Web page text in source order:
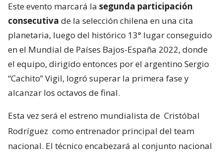
Este evento marcará la segunda participación
consecutiva de la selección chilena en una cita
planetaria, luego del histórico 13° lugar conseguido
en el Mundial de Países Bajos-España 2022, donde
el equipo, dirigido entonces por el argentino Sergio
“Cachito” Vigil, logró superar la primera fase y
alcanzar los octavos de final.
Esta vez será el estreno mundialista de Cristóbal
Rodríguez como entrenador principal del team
nacional. El técnico encabezará al conjunto nacional